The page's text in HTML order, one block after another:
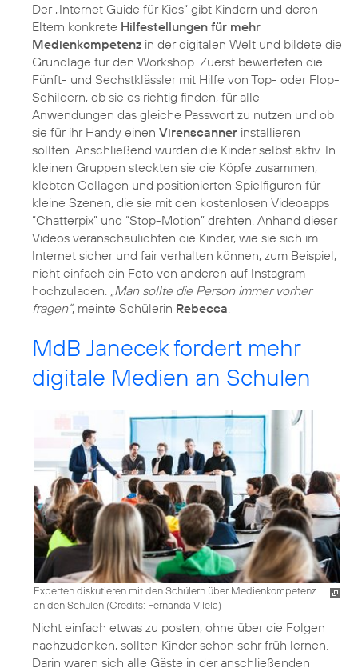
Der „Internet Guide für Kids“ gibt Kindern und deren
Eltern konkrete Hilfestellungen für mehr
Medienkompetenz in der digitalen Welt und bildete die
Grundlage für den Workshop. Zuerst bewerteten die
Fünft- und Sechstklässler mit Hilfe von Top- oder Flop-
Schildern, ob sie es richtig finden, für alle
Anwendungen das gleiche Passwort zu nutzen und ob
sie für ihr Handy einen Virenscanner installieren
sollten. Anschließend wurden die Kinder selbst aktiv. In
kleinen Gruppen steckten sie die Köpfe zusammen,
klebten Collagen und positionierten Spielfiguren für
kleine Szenen, die sie mit den kostenlosen Videoapps
“Chatterpix” und “Stop-Motion” drehten. Anhand dieser
Videos veranschaulichten die Kinder, wie sie sich im
Internet sicher und fair verhalten können, zum Beispiel,
nicht einfach ein Foto von anderen auf Instagram
hochzuladen. „Man sollte die Person immer vorher
fragen“, meinte Schülerin Rebecca.
MdB Janecek fordert mehr
digitale Medien an Schulen
Experten diskutieren mit den Schülern über Medienkompetenz
an den Schulen (Credits: Fernanda Vilela)
Nicht einfach etwas zu posten, ohne über die Folgen
nachzudenken, sollten Kinder schon sehr früh lernen.
Darin waren sich alle Gäste in der anschließenden